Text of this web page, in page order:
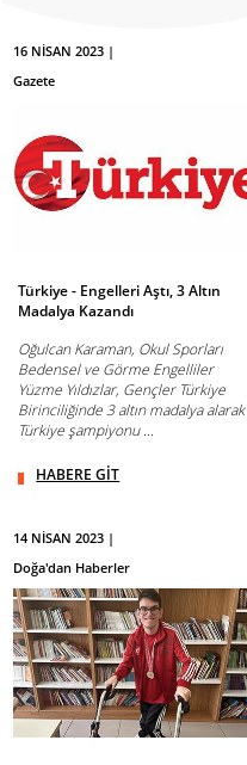
16 NİSAN 2023 |
Gazete
Türkiye - Engelleri Aştı, 3 Altın
Madalya Kazandı
Oğulcan Karaman, Okul Sporları
Bedensel ve Görme Engelliler
Yüzme Yıldızlar, Gençler Türkiye
Birinciliğinde 3 altın madalya alarak
Türkiye şampiyonu ...
HABERE GİT
14 NİSAN 2023 |
Doğa'dan Haberler